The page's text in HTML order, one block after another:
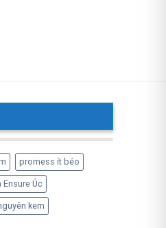
promess ít béo
Ensure Úc
kem